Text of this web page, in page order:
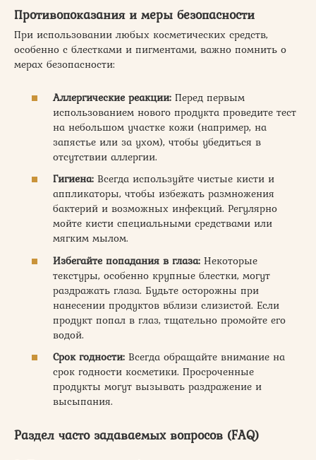
Противопоказания и меры безопасности
При использовании любых косметических средств,
особенно с блестками и пигментами, важно помнить о
мерах безопасности:
Аллергические реакции: Перед первым
использованием нового продукта проведите тест
на небольшом участке кожи (например, на
запястье или за ухом), чтобы убедиться в
отсутствии аллергии.
Гигиена: Всегда используйте чистые кисти и
аппликаторы, чтобы избежать размножения
бактерий и возможных инфекций. Регулярно
мойте кисти специальными средствами или
мягким мылом.
Избегайте попадания в глаза: Некоторые
текстуры, особенно крупные блестки, могут
раздражать глаза. Будьте осторожны при
нанесении продуктов вблизи слизистой. Если
продукт попал в глаз, тщательно промойте его
водой.
Срок годности: Всегда обращайте внимание на
срок годности косметики. Просроченные
продукты могут вызывать раздражение и
высыпания.
Раздел часто задаваемых вопросов (FAQ)